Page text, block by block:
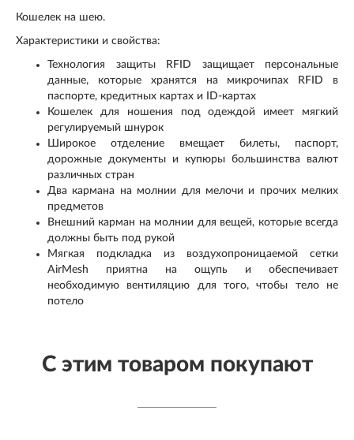
Кошелек на шею.
Характеристики и свойства:
Технология защиты RFID защищает персональные
данные, которые хранятся на микрочипах RFID в
паспорте, кредитных картах и ID-картах
Кошелек для ношения под одеждой имеет мягкий
регулируемый шнурок
Широкое отделение вмещает билеты, паспорт,
дорожные документы и купюры большинства валют
различных стран
Два кармана на молнии для мелочи и прочих мелких
предметов
Внешний карман на молнии для вещей, которые всегда
должны быть под рукой
Мягкая подкладка из воздухопроницаемой сетки
AirMesh приятна на ощупь и обеспечивает
необходимую вентиляцию для того, чтобы тело не
потело
С этим товаром покупают